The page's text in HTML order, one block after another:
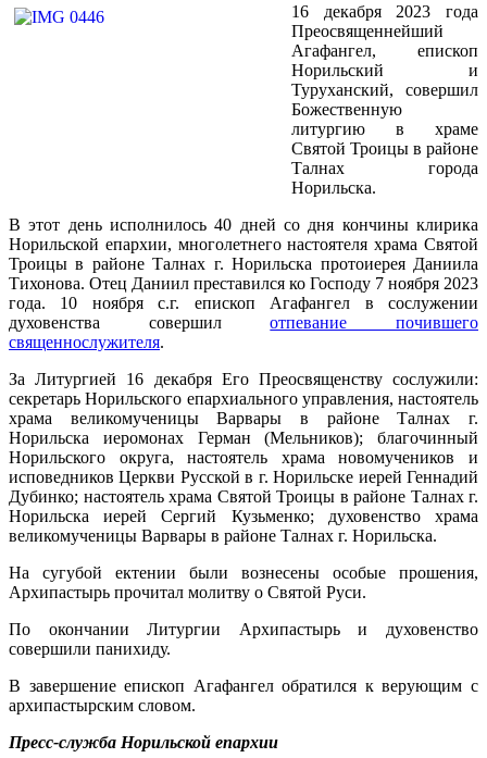
16 декабря 2023 года
Преосвященнейший
Агафангел, епископ
Норильский и
Туруханский,
совершил
Божественную
литургию в храме
Святой Троицы в районе
Талнах города
Норильска.
В этот день исполнилось 40 дней со дня кончины клирика
Норильской епархии, многолетнего настоятеля храма Святой
Троицы в районе Талнах г. Норильска протоиерея Даниила
Тихонова. Отец Даниил преставился ко Господу 7 ноября 2023
года. 10 ноября с.г. епископ Агафангел в сослужении
духовенства совершилотпевание почившего
священнослужителя.
За Литургией 16 декабря Его Преосвященству сослужили:
секретарь Норильского епархиального управления, настоятель
храма великомученицы Варвары в районе Талнах г.
Норильска иеромонах Герман (Мельников); благочинный
Норильского округа, настоятель храма новомучеников и
исповедников Церкви Русской в г. Норильске иерей Геннадий
Дубинко; настоятель храма Святой Троицы в районе Талнах г.
Норильска иерей Сергий Кузьменко; духовенство храма
великомученицы Варвары в районе Талнах г. Норильска.
На сугубой ектении были вознесены особые прошения,
Архипастырь прочитал молитву о Святой Руси.
По окончании Литургии Архипастырь и духовенство
совершили панихиду.
В завершение епископ Агафангел обратился к верующим с
архипастырским словом.
Пресс-служба Норильской епархии